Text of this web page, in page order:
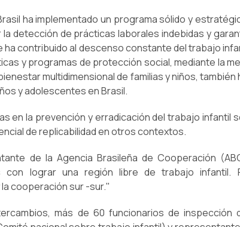
ha implementado un programa sólido y
detección de prácticas laborales indebidas y
ha contribuido al descenso constante del trabajo
y programas de protección social, mediante la
multidimensional de familias y niños, también
y adolescentes en Brasil.
en la prevención y erradicación del trabajo infantil
de replicabilidad en otros contextos.
de la Agencia Brasileña de Cooperación
con lograr una región libre de trabajo infantil.
cooperación sur -sur."
más de 60 funcionarios de inspección